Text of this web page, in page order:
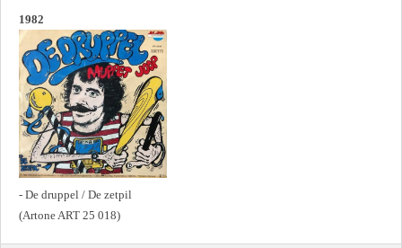
1982
- De druppel / De zetpil
(Artone ART 25 018)